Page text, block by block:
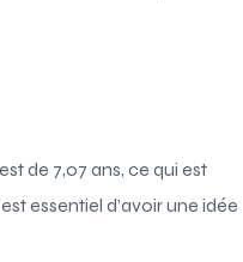
de 7,07 ans, ce qui est
essentiel d’avoir une idée